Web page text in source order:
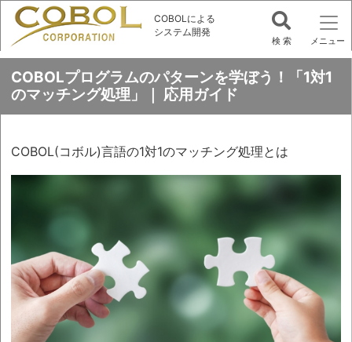
COBOLによる
システム開発
COBOLプログラムのパターンを学ぼう！「1対1
のマッチング処理」｜ 応用ガイド
COBOL(コボル)言語の1対1のマッチング処理とは